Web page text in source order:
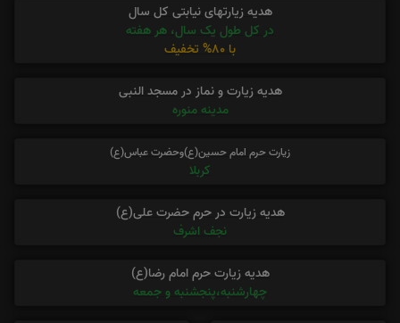
هدیه زیارتهای نیابتی کل سال
در کل طول یک سال، هر هفته
با 80% تخفیف
هدیه زیارت و نماز در مسجد النبی
مدینه منوره
زیارت حرم امام حسین(ع)وحضرت عباس(ع)
کربلا
هدیه زیارت در حرم حضرت علی(ع)
نجف اشرف
هدیه زیارت حرم امام رضا(ع)
چهارشنبه،پنجشنبه و جمعه